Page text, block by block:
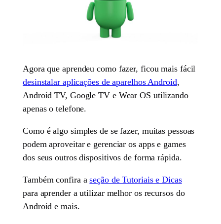
Agora que aprendeu como fazer, ficou mais fácil
desinstalar aplicações de aparelhos Android,
Android TV, Google TV e Wear OS utilizando
apenas o telefone.
Como é algo simples de se fazer, muitas pessoas
podem aproveitar e gerenciar os apps e games
dos seus outros dispositivos de forma rápida.
Também confira aseção de Tutoriais e Dicas
para aprender a utilizar melhor os recursos do
Android e mais.